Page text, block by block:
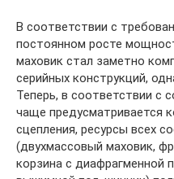
В соответствии с
постоянном росте
маховик стал заметно
серийных конструкций,
Теперь, в соответствии с
чаще предусматривается
сцепления, ресурсы всех
(двухмассовый маховик,
корзина с диафрагменной